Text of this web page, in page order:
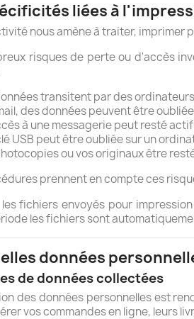
liées à
nous amène à traiter, imprimer
risques de perte ou d'accès
transitent par des
des données peuvent être
à une messagerie peut resté
USB peut être oubliée sur un
ou vos originaux être
prennent en compte ces
les fichiers envoyés pour
les fichiers sont
données
de données collectées
des données personnelles est
vos commandes en ligne, leurs